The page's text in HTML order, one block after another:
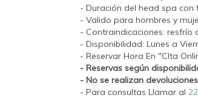
- Duración del head spa con
- Valido para hombres y
- Contraindicaciones: resfrío
- Disponibilidad: Lunes a
- Reservar Hora En "CIta
- Reservas según
- No se realizan
- Para consultas Llamar al